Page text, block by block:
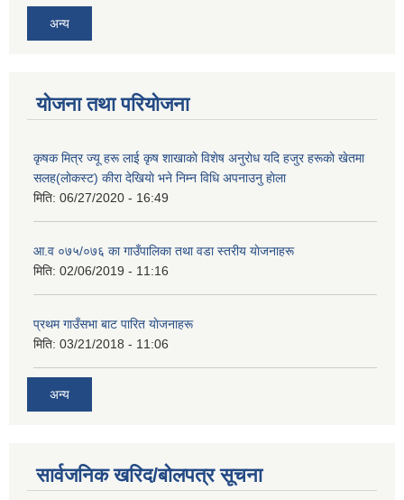
अन्य
योजना तथा परियोजना
कृषक मित्र ज्यू हरू लाई कृष शाखाकाे विशेष अनुराेध यदि हजुर हरूकाे खेतमा
सलह(लाेकस्ट) कीरा देखियाे भने निम्न विधि अपनाउनु हाेला
मिति: 06/27/2020 - 16:49
आ‍.व ०७५/०७६ का गाउँपालिका तथा वडा स्तरीय याेजनाहरू
मिति: 02/06/2019 - 11:16
प्रथम गाउँसभा बाट पारित याेजनाहरू
मिति: 03/21/2018 - 11:06
अन्य
सार्वजनिक खरिद/बोलपत्र सूचना